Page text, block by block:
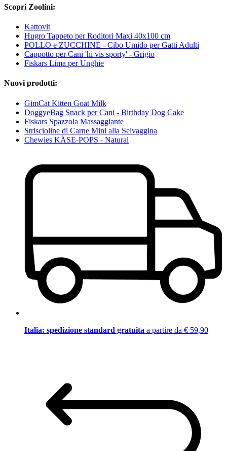
Scopri Zoolini:
Kattovit
Hugro Tappeto per Roditori Maxi 40x100 cm
POLLO e ZUCCHINE - Cibo Umido per Gatti Adulti
Cappotto per Cani 'hi vis sporty' - Grigio
Fiskars Lima per Unghie
Nuovi prodotti:
GimCat Kitten Goat Milk
DoggyeBag Snack per Cani - Birthday Dog Cake
Fiskars Spazzola Massaggiante
Striscioline di Carne Mini alla Selvaggina
Chewies KÄSE-POPS - Natural
Italia: spedizione standard gratuita a partire da € 59,90